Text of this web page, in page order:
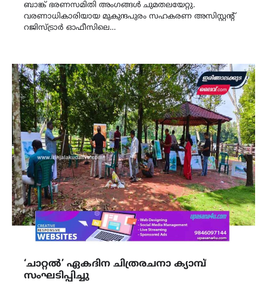
ബാങ്ക് ഭരണസമിതി അംഗങ്ങൾ ചുമതലയേറ്റു.
വരണാധികാരിയായ മുകുന്ദപുരം സഹകരണ അസിസ്റ്റൻ്റ്
റജിസ്‌ട്രാർ ഓഫീസിലെ…
‘ചാറ്റൽ’ ഏകദിന ചിത്രരചനാ ക്യാമ്പ്
സംഘടിപ്പിച്ചു